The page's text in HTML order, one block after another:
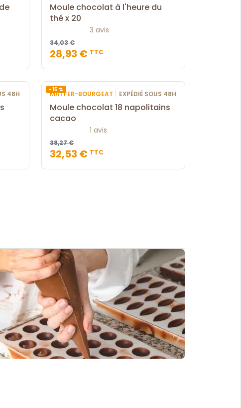
Moule chocolat à l'heure du
thé x 20
3 avis
34,03 €
28,93 € TTC
48H
- 15 %
MATFER-BOURGEAT | EXPÉDIÉ SOUS 48H
Moule chocolat 18 napolitains
cacao
1 avis
38,27 €
32,53 € TTC